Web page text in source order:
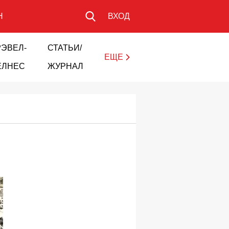
ВХОД
СТАТЬИ/
ЖУРНАЛ
ЕЩЕ